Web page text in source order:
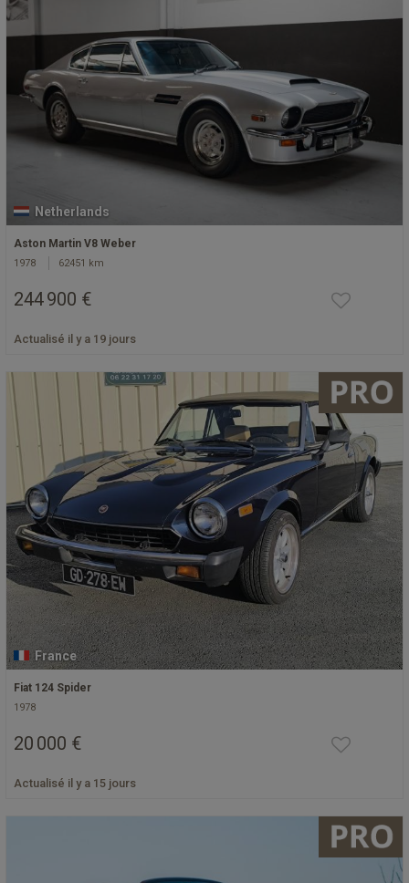
Netherlands
Aston Martin V8 Weber
1978 62451 km
244 900 €
Actualisé il y a 19 jours
France
Fiat 124 Spider
1978
20 000 €
Actualisé il y a 15 jours